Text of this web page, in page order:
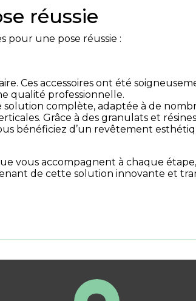
réussie
pour une pose réussie :
Ces accessoires ont été
qualité professionnelle.
complète, adaptée à de
Grâce à des granulats et
bénéficiez d’un revêtement
vous accompagnent à chaque
de cette solution innovante et